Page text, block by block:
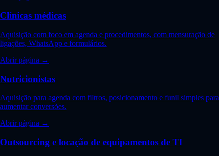
Clínicas médicas
Aquisição com foco em agenda e procedimentos, com mensuração de
ligações, WhatsApp e formulários.
Abrir página →
Nutricionistas
Aquisição para agenda com filtros, posicionamento e funil simples para
aumentar conversões.
Abrir página →
Outsourcing e locação de equipamentos de TI